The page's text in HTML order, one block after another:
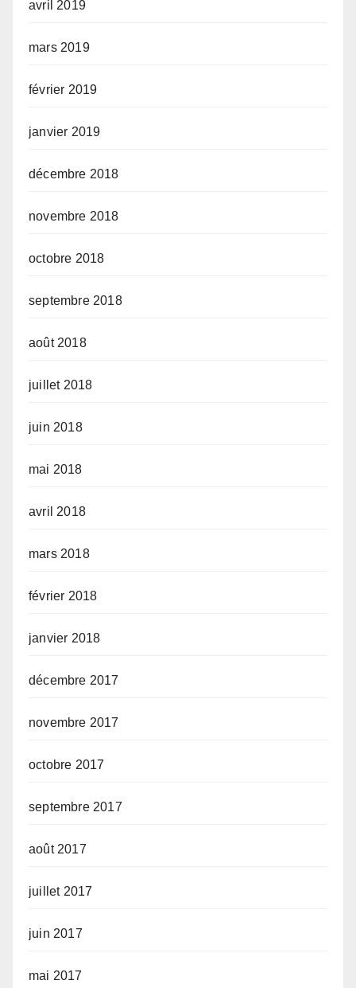
avril 2019
mars 2019
février 2019
janvier 2019
décembre 2018
novembre 2018
octobre 2018
septembre 2018
août 2018
juillet 2018
juin 2018
mai 2018
avril 2018
mars 2018
février 2018
janvier 2018
décembre 2017
novembre 2017
octobre 2017
septembre 2017
août 2017
juillet 2017
juin 2017
mai 2017